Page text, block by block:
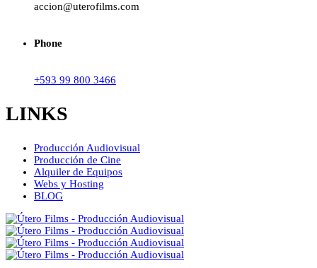
accion@uterofilms.com
Phone
+593 99 800 3466
LINKS
Producción Audiovisual
Producción de Cine
Alquiler de Equipos
Webs y Hosting
BLOG